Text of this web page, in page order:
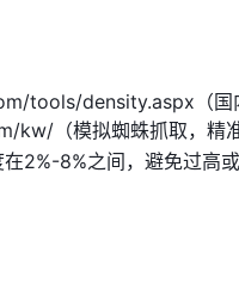
tools/density.aspx（国
（模拟蜘蛛抓取，精准
2%-8%之间，避免过高或